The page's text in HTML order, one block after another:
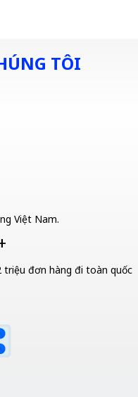
TÔI
Việt Nam.
triệu đơn hàng đi toàn quốc